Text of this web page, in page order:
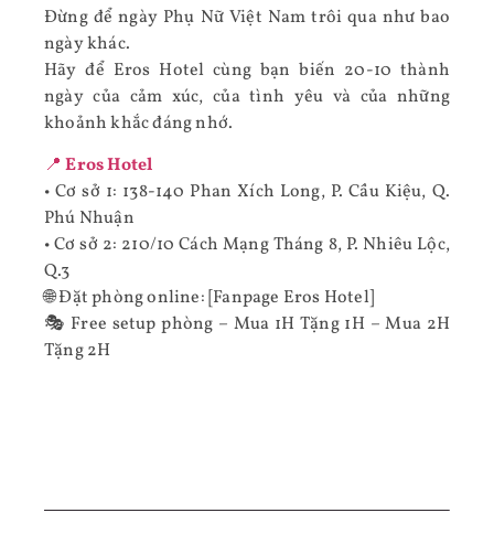
Đừng để ngày Phụ Nữ Việt Nam trôi qua như bao
ngày khác.
Hãy để Eros Hotel cùng bạn biến 20-10 thành
ngày của cảm xúc, của tình yêu và của những
khoảnh khắc đáng nhớ.
📍Eros Hotel
• Cơ sở 1: 138-140 Phan Xích Long, P. Cầu Kiệu, Q.
Phú Nhuận
• Cơ sở 2: 210/10 Cách Mạng Tháng 8, P. Nhiêu Lộc,
Q.3
🌐 Đặt phòng online: [Fanpage Eros Hotel]
🎭 Free setup phòng – Mua 1H Tặng 1H – Mua 2H
Tặng 2H